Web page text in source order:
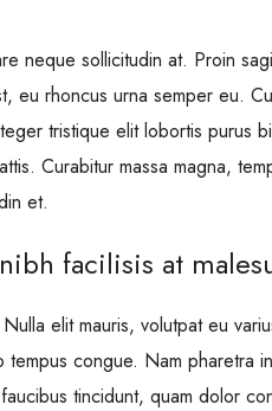
neque sollicitudin at. Proin
eu rhoncus urna semper eu.
tristique elit lobortis purus
Curabitur massa magna,
et.
facilisis at
elit mauris, volutpat eu
congue. Nam pharetra
tincidunt, quam dolor